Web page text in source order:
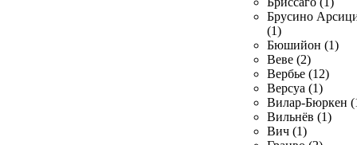
Брусино
(1)
Бюшийон (1)
Веве (2)
Вербье (12)
Версуа (1)
Вилар-Бюркен
Вильнёв (1)
Вич (1)